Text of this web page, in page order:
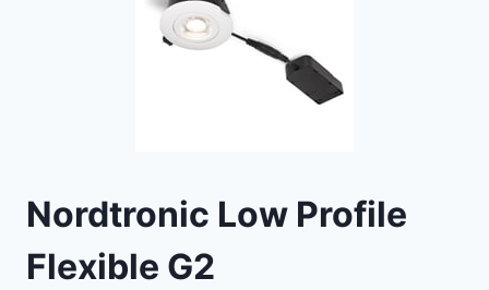
Nordtronic Low Profile
Flexible G2